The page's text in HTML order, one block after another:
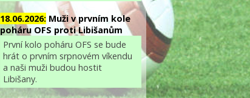
18.06.2026: Muži v prvním kole
poháru OFS proti Libišanům
První kolo poháru OFS se bude
hrát o prvním srpnovém víkendu
a naši muži budou hostit
Libišany.